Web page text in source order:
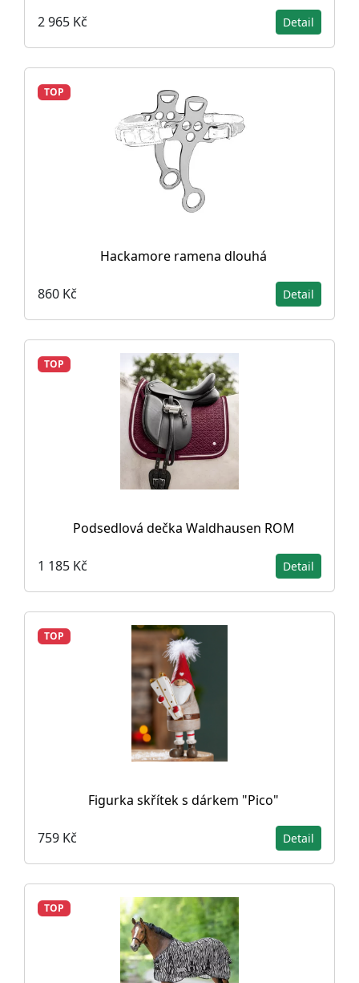
2 965 Kč Detail
TOP
Hackamore ramena dlouhá
860 Kč Detail
TOP
Podsedlová dečka Waldhausen ROM
1 185 Kč Detail
TOP
Figurka skřítek s dárkem "Pico"
759 Kč Detail
TOP